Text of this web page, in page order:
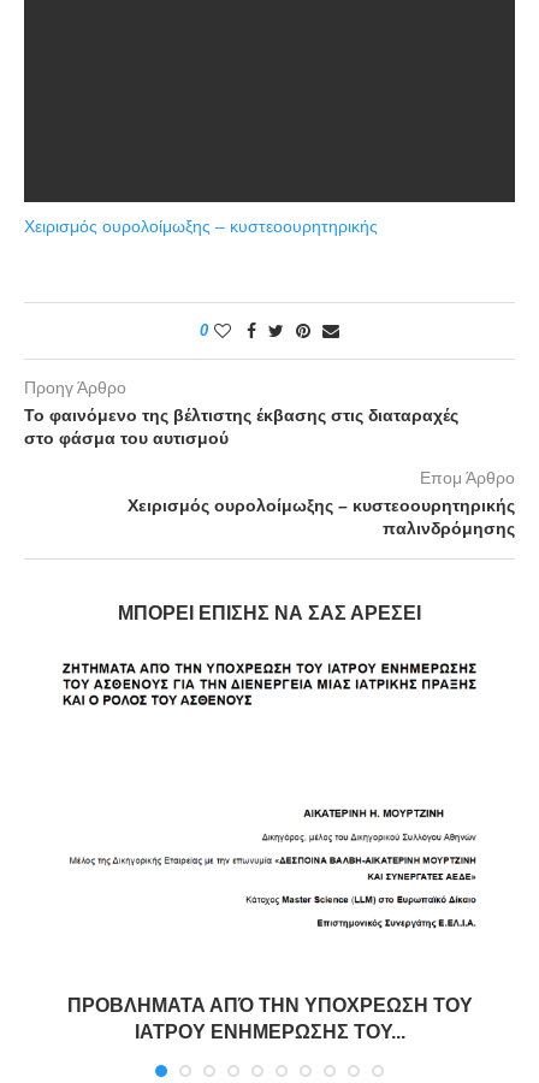
Χειρισμός ουρολοίμωξης – κυστεοουρητηρικής
0
Προηγ Άρθρο
Το φαινόμενο της βέλτιστης έκβασης στις διαταραχές
στο φάσμα του αυτισμού
Επομ Άρθρο
Χειρισμός ουρολοίμωξης – κυστεοουρητηρικής
παλινδρόμησης
ΜΠΟΡΕΊ ΕΠΊΣΗΣ ΝΑ ΣΑΣ ΑΡΈΣΕΙ
ΠΡΟΒΛΗΜΑΤΑ ΑΠΌ ΤΗΝ ΥΠΟΧΡΕΩΣΗ ΤΟΥ
ΙΑΤΡΟΥ ΕΝΗΜΕΡΩΣΗΣ ΤΟΥ...